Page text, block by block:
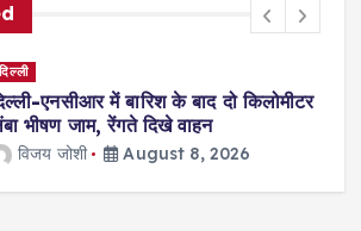
दिल्ली
एनसीआर में बारिश के बाद दो किलोमीटर
भीषण जाम, रेंगते दिखे वाहन
विजय जोशी August 8, 2026